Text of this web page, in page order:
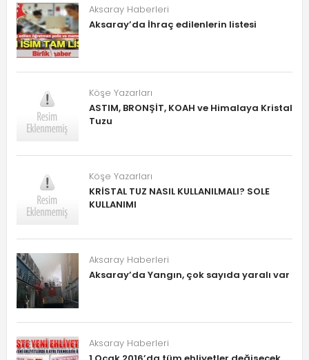
Aksaray Haberleri
Aksaray’da İhraç edilenlerin listesi
Köşe Yazarları
ASTIM, BRONŞİT, KOAH ve Himalaya Kristal
Tuzu
Köşe Yazarları
KRİSTAL TUZ NASIL KULLANILMALI? SOLE
KULLANIMI
Aksaray Haberleri
Aksaray’da Yangın, çok sayıda yaralı var
Aksaray Haberleri